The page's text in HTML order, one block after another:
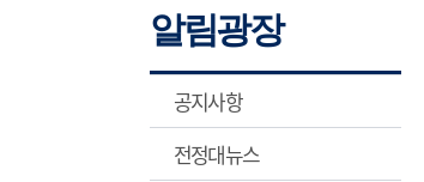
알림광장
공지사항
전정대뉴스